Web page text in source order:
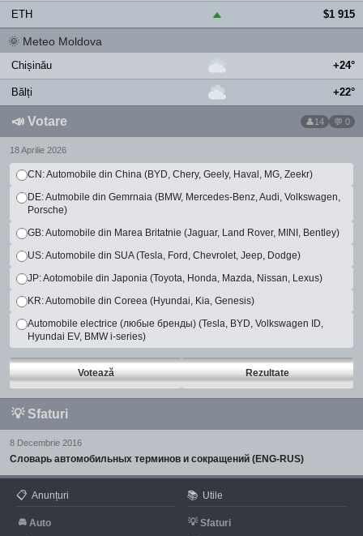
ETH ▲ $1 915
🌞 Meteo Moldova
Chișinău +24°
Bălți +22°
📣 Votare 14 💬 0
18 Aprilie 2026
CN: Automobile din China (BYD, Chery, Geely, Haval, MG, Zeekr)
DE: Autmobile din Gemrnaia (BMW, Mercedes-Benz, Audi, Volkswagen,
Porsche)
GB: Automobile din Marea Britatnie (Jaguar, Land Rover, MINI, Bentley)
US: Automobile din SUA (Tesla, Ford, Chevrolet, Jeep, Dodge)
JP: Aotomobile din Japonia (Toyota, Honda, Mazda, Nissan, Lexus)
KR: Automobile din Coreea (Hyundai, Kia, Genesis)
Automobile electrice (любые бренды) (Tesla, BYD, Volkswagen ID,
Hyundai EV, BMW i-series)
Votează Rezultate
💡 Sfaturi
8 Decembrie 2016
Словарь автомобильных терминов и сокращений (ENG-RUS)
📋 Anunțuri
🚘 Auto
📚 Utile
💡 Sfaturi